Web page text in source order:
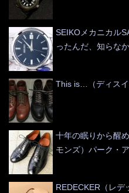
SEIKOメカニカル
ったんだ、知らな
This is…（ディス
十年の眠りから醒
モンズ）パーク・
REDECKER（レ